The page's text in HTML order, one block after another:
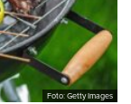
Foto: Getty Images